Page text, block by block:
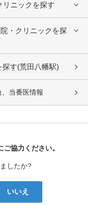
リニックを探す
・クリニックを探
す(荒田八幡駅)
当番医情報
協力ください。
したか?
いいえ